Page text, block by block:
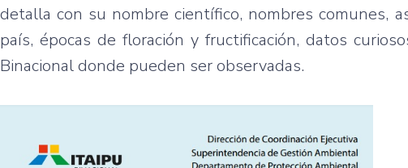
detalla con su nombre científico, nombres comunes,
país, épocas de floración y fructificación, datos
Binacional donde pueden ser observadas.